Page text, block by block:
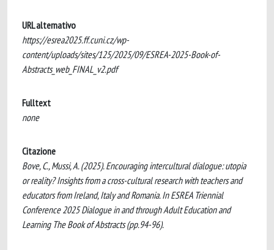
URL alternativo
https://esrea2025.ff.cuni.cz/wp-
content/uploads/sites/125/2025/09/ESREA-2025-Book-of-
Abstracts_web_FINAL_v2.pdf
Fulltext
none
Citazione
Bove, C., Mussi, A. (2025). Encouraging intercultural dialogue: utopia
or reality? Insights from a cross-cultural research with teachers and
educators from Ireland, Italy and Romania. In ESREA Triennial
Conference 2025 Dialogue in and through Adult Education and
Learning The Book of Abstracts (pp.94-96).